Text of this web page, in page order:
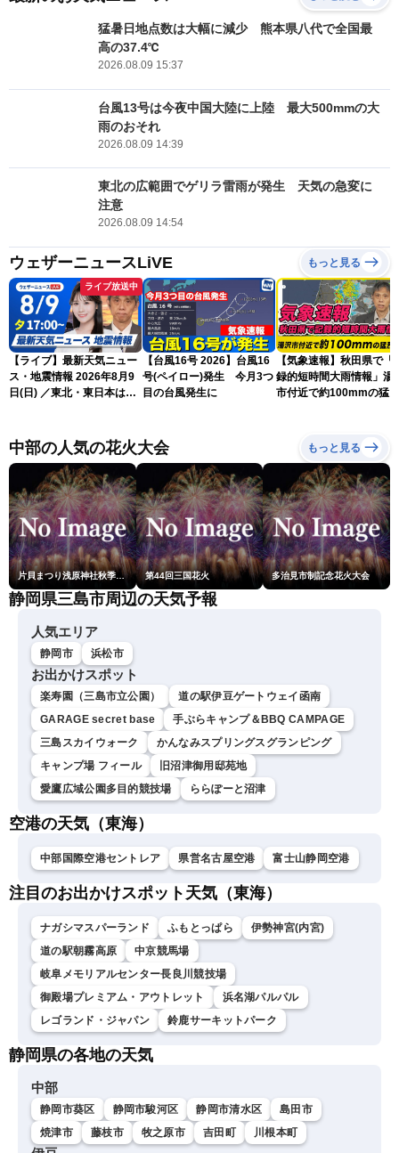
猛暑日地点数は大幅に減少 熊本県八代で全国最
高の37.4℃
2026.08.09 15:37
台風13号は今夜中国大陸に上陸 最大500mmの大
雨のおそれ
2026.08.09 14:39
東北の広範囲でゲリラ雷雨が発生 天気の急変に
注意
2026.08.09 14:54
ウェザーニュースLiVE もっと見る
ライブ放送中
【ライブ】最新天気ニュー
ス・地震情報 2026年8月9
日(日) ／東北・東日本は急
北美月／芳野達郎〉
【台風16号 2026】台風16
号(ペイロー)発生 今月3つ
目の台風発生に
【気象速報】秋田県で「
録的短時間大雨情報」湯
市付近で約100mmの猛烈
中部の人気の花火大会 もっと見る
片貝まつり浅原神社秋季例大祭奉納大煙火 第44回三国花火 多治見市制記念花火大会
静岡県三島市周辺の天気予報
人気エリア
静岡市 浜松市
お出かけスポット
楽寿園（三島市立公園）
道の駅伊豆ゲートウェイ函南
GARAGE secret base
手ぶらキャンプ＆BBQ CAMPAGE
三島スカイウォーク
かんなみスプリングスグランピング
キャンプ場 フィール
旧沼津御用邸苑地
愛鷹広域公園多目的競技場
ららぽーと沼津
空港の天気（東海）
中部国際空港セントレア 県営名古屋空港 富士山静岡空港
注目のお出かけスポット天気（東海）
ナガシマスパーランド ふもとっぱら
伊勢神宮(内宮)
道の駅朝霧高原
中京競馬場
岐阜メモリアルセンター長良川競技場
御殿場プレミアム・アウトレット
浜名湖パルパル
レゴランド・ジャパン
鈴鹿サーキットパーク
静岡県の各地の天気
中部
静岡市葵区 静岡市駿河区 静岡市清水区
島田市
焼津市
藤枝市 牧之原市 吉田町 川根本町